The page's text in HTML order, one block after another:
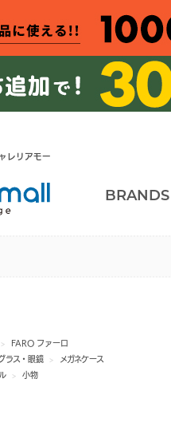
レリアモー
BRANDS
>
FARO ファーロ
ラス・眼鏡 >
メガネケース
>
小物